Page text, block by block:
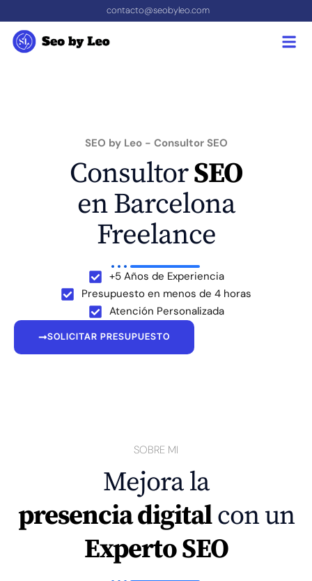
contacto@seobyleo.com
SEO by Leo - Consultor SEO
ConsultorSEO
en Barcelona
Freelance
+5 Años de Experiencia
Presupuesto en menos de 4 horas
Atención Personalizada
SOLICITAR PRESUPUESTO
SOBRE MI
Mejora la
presencia digitalcon un
Experto SEO